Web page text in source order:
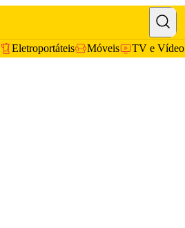
Eletroportáteis Móveis TV e Vídeo